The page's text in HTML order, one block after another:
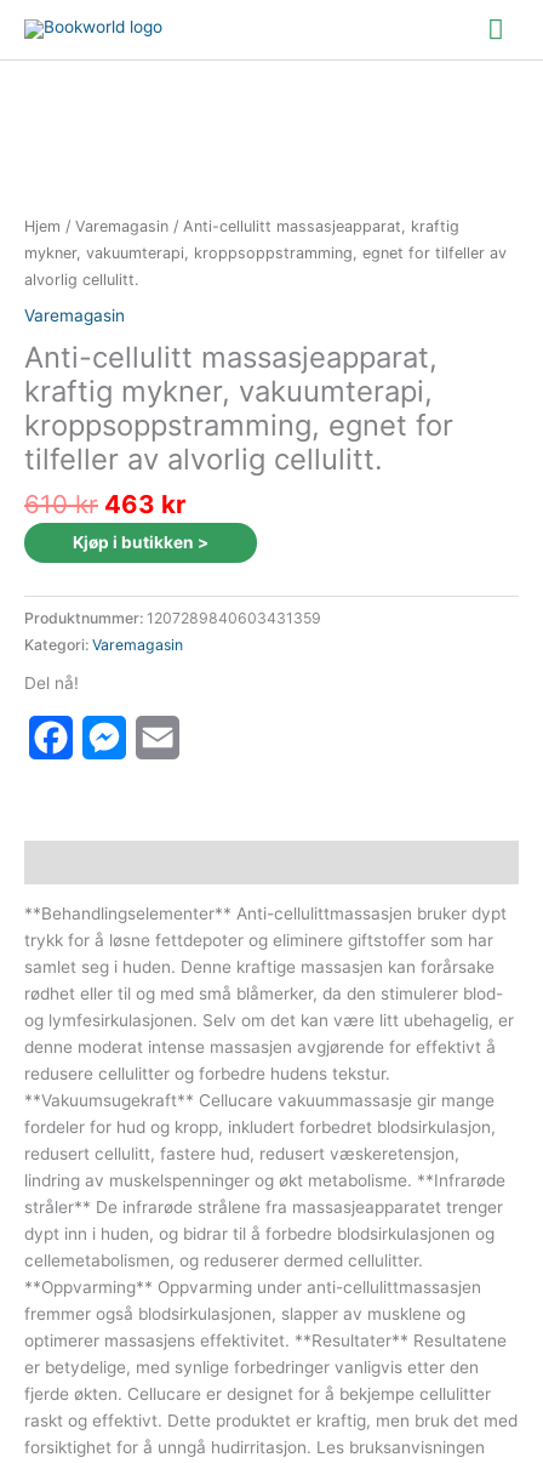
rett
til
Hjem / Varemagasin / Anti-cellulitt massasjeapparat, kraftig
mykner, vakuumterapi, kroppsoppstramming, egnet for tilfeller av
alvorlig cellulitt.
Varemagasin
Anti-cellulitt massasjeapparat,
kraftig mykner, vakuumterapi,
kroppsoppstramming, egnet for
tilfeller av alvorlig cellulitt.
610kr Opprinnelig
pris
var:
463 krNåværende
pris
er:
Kjøp i butikken >
Produktnummer: 1207289840603431359
Kategori: Varemagasin
Del nå!
FacebookMessenger
**Behandlingselementer** Anti-cellulittmassasjen bruker dypt
trykk for å løsne fettdepoter og eliminere giftstoffer som har
samlet seg i huden. Denne kraftige massasjen kan forårsake
rødhet eller til og med små blåmerker, da den stimulerer blod-
og lymfesirkulasjonen. Selv om det kan være litt ubehagelig, er
denne moderat intense massasjen avgjørende for effektivt å
redusere cellulitter og forbedre hudens tekstur.
**Vakuumsugekraft** Cellucare vakuummassasje gir mange
fordeler for hud og kropp, inkludert forbedret blodsirkulasjon,
redusert cellulitt, fastere hud, redusert væskeretensjon,
lindring av muskelspenninger og økt metabolisme. **Infrarøde
stråler** De infrarøde strålene fra massasjeapparatet trenger
dypt inn i huden, og bidrar til å forbedre blodsirkulasjonen og
cellemetabolismen, og reduserer dermed cellulitter.
**Oppvarming** Oppvarming under anti-cellulittmassasjen
fremmer også blodsirkulasjonen, slapper av musklene og
optimerer massasjens effektivitet. **Resultater** Resultatene
er betydelige, med synlige forbedringer vanligvis etter den
fjerde økten. Cellucare er designet for å bekjempe cellulitter
raskt og effektivt. Dette produktet er kraftig, men bruk det med
forsiktighet for å unngå hudirritasjon. Les bruksanvisningen